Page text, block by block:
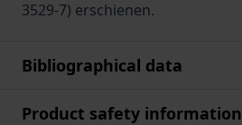
3529-7) erschienen.
Bibliographical data
Product safety information